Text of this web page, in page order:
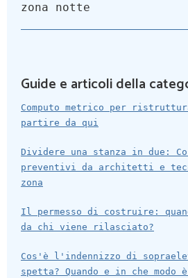
zona notte
Guide e articoli della
Computo metrico per
partire da qui
Dividere una stanza in due:
preventivi da architetti e
zona
Il permesso di costruire:
da chi viene rilasciato?
Cos'è l'indennizzo di
spetta? Quando e in che modo